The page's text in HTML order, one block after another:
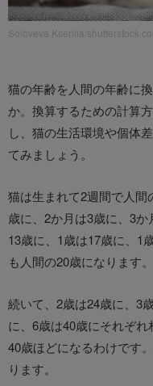
Soloveva Kseniia/
猫の年齢を人間の年齢に
か。換算するための計算
し、猫の生活環境や個体
てみましょう。
猫は生まれて2週間で人間
歳に、2か月は3歳に、3
13歳に、1歳は17歳に、1
も人間の20歳になります
続いて、2歳は24歳に、3
に、6歳は40歳にそれぞ
40歳ほどになるわけです
ります。